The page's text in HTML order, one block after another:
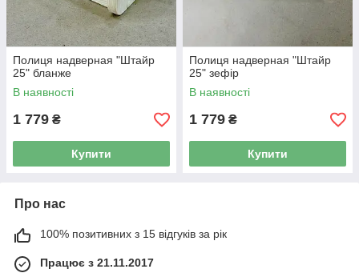
Полиця надверная "Штайр
25" бланже
В наявності
1 779 ₴
Купити
Полиця надверная "Штайр
25" зефір
В наявності
1 779 ₴
Купити
Про нас
100% позитивних з 15 відгуків за рік
Працює з 21.11.2017